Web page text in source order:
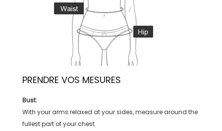
PRENDRE VOS MESURES
Bust:
With your arms relaxed at your sides, measure around the
fullest part of your chest.